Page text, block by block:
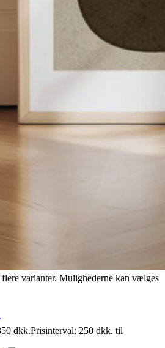
flere varianter. Mulighederne kan vælges
dkk.Prisinterval: 250 dkk. til